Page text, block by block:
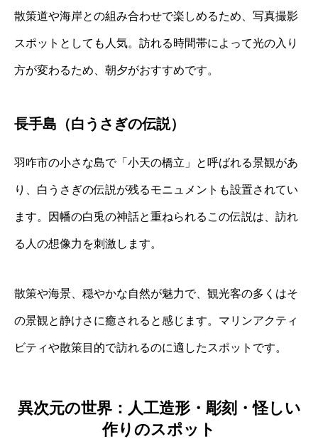
散策道や海岸との組み合わせで楽しめるため、写真撮影
スポットとしても人気。訪れる時間帯によって光の入り
方が変わるため、朝夕がおすすめです。
長手島（白うさぎの伝説）
羽咋市の小さな島で「小天の橋立」と呼ばれる景観があ
り、白うさぎの伝説が残るモニュメントも設置されてい
ます。因幡の白兎の神話と重ねられるこの伝説は、訪れ
る人の想像力を刺激します。
散策や海景、穏やかな自然が魅力で、観光客の多くはそ
の景観と静けさに癒されると感じます。マリンアクティ
ビティや散策目的で訪れるのに適したスポットです。
異次元の世界：人工造形・彫刻・怪しい
作りのスポット